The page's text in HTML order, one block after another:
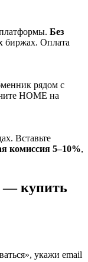
Без
биржах. Оплата
рядом с
HOME на
Вставьте
комиссия 5–10%,
— купить
укажи email